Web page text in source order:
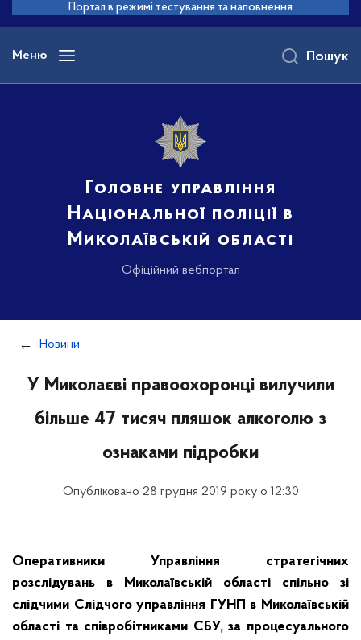
основного
вмісту
Портал в режимі тестування та наповнення
Меню
Головне управління
Національної поліції в
Миколаївській області
Офіційний вебпортал
Пошук
Новини
У Миколаєві правоохоронці вилучили
більше 47 тисяч пляшок алкоголю з
ознаками підробки
Опубліковано 28 грудня 2019 року о 12:30
Оперативники Управління стратегічних
розслідувань в Миколаївській області спільно зі
слідчими Слідчого управління ГУНП в Миколаївській
області та співробітниками СБУ, за процесуального